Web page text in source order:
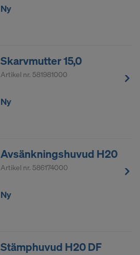
Ny
Skarvmutter 15,0
Artikel nr. 581981000
Ny
Avsänkningshuvud H20
Artikel nr. 586174000
Ny
Stämphuvud H20 DF